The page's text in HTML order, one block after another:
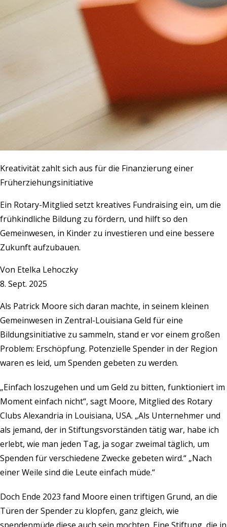
Kreativität zahlt sich aus für die Finanzierung einer
Früherziehungsinitiative
Ein Rotary-Mitglied setzt kreatives Fundraising ein, um die
frühkindliche Bildung zu fördern, und hilft so den
Gemeinwesen, in Kinder zu investieren und eine bessere
Zukunft aufzubauen.
Von Etelka Lehoczky
8. Sept. 2025
Als Patrick Moore sich daran machte, in seinem kleinen
Gemeinwesen in Zentral-Louisiana Geld für eine
Bildungsinitiative zu sammeln, stand er vor einem großen
Problem: Erschöpfung. Potenzielle Spender in der Region
waren es leid, um Spenden gebeten zu werden.
„Einfach loszugehen und um Geld zu bitten, funktioniert im
Moment einfach nicht“, sagt Moore, Mitglied des Rotary
Clubs Alexandria in Louisiana, USA. „Als Unternehmer und
als jemand, der in Stiftungsvorständen tätig war, habe ich
erlebt, wie man jeden Tag, ja sogar zweimal täglich, um
Spenden für verschiedene Zwecke gebeten wird.“ „Nach
einer Weile sind die Leute einfach müde.“
Doch Ende 2023 fand Moore einen triftigen Grund, an die
Türen der Spender zu klopfen, ganz gleich, wie